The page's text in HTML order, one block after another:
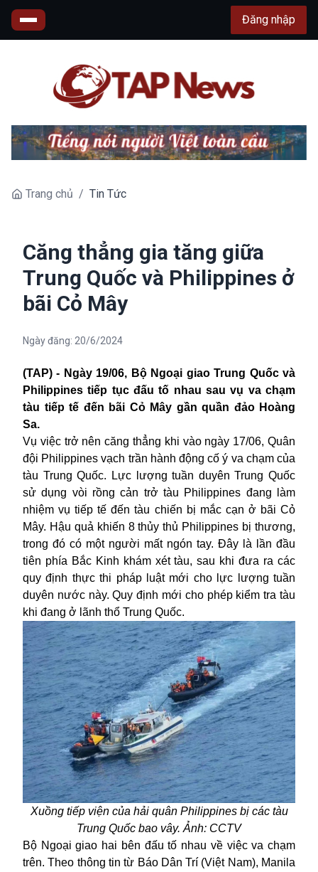
Đăng nhập
Trang chủ / Tin Tức
Căng thẳng gia tăng giữa
Trung Quốc và Philippines ở
bãi Cỏ Mây
Ngày đăng: 20/6/2024
(TAP) - Ngày 19/06, Bộ Ngoại giao Trung Quốc và
Philippines tiếp tục đấu tố nhau sau vụ va chạm
tàu tiếp tế đến bãi Cỏ Mây gần quần đảo Hoàng
Sa.
Vụ việc trở nên căng thẳng khi vào ngày 17/06, Quân
đội Philippines vạch trần hành động cố ý va chạm của
tàu Trung Quốc. Lực lượng tuần duyên Trung Quốc
sử dụng vòi rồng cản trở tàu Philippines đang làm
nhiệm vụ tiếp tế đến tàu chiến bị mắc cạn ở bãi Cỏ
Mây. Hậu quả khiến 8 thủy thủ Philippines bị thương,
trong đó có một người mất ngón tay. Đây là lần đầu
tiên phía Bắc Kinh khám xét tàu, sau khi đưa ra các
quy định thực thi pháp luật mới cho lực lượng tuần
duyên nước này. Quy định mới cho phép kiểm tra tàu
khi đang ở lãnh thổ Trung Quốc.
Xuồng tiếp viện của hải quân Philippines bị các tàu
Trung Quốc bao vây. Ảnh: CCTV
Bộ Ngoại giao hai bên đấu tố nhau về việc va chạm
trên. Theo thông tin từ Báo Dân Trí (Việt Nam), Manila